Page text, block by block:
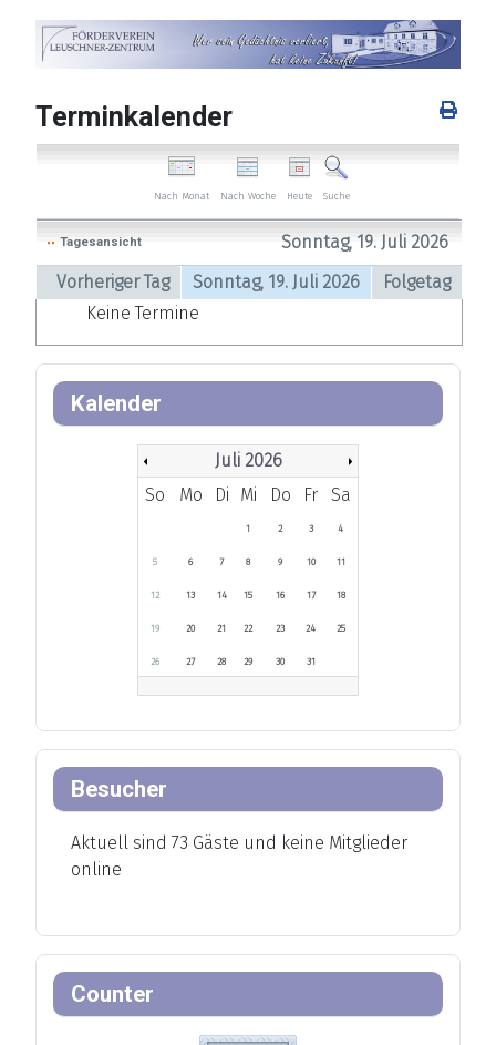
Terminkalender
Nach Monat Nach Woche Heute Suche
Tagesansicht
Sonntag, 19. Juli 2026
Vorheriger Tag
Sonntag, 19. Juli 2026
Folgetag
Keine Termine
Kalender
Juli 2026
So
Mo Di Mi Do Fr Sa
1 2 3 4
5 6 7 8 9 10 11
12 13 14 15 16 17 18
19 20 21 22 23 24 25
26 27 28 29 30 31
Besucher
Aktuell sind 73 Gäste und keine Mitglieder
online
Counter